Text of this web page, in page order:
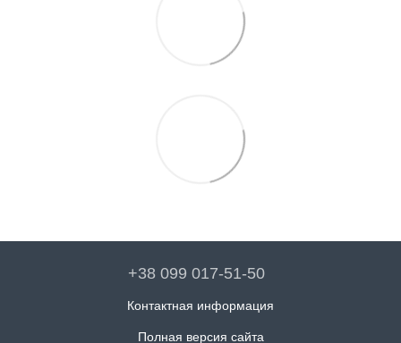
+38 099 017-51-50
Контактная информация
Полная версия сайта